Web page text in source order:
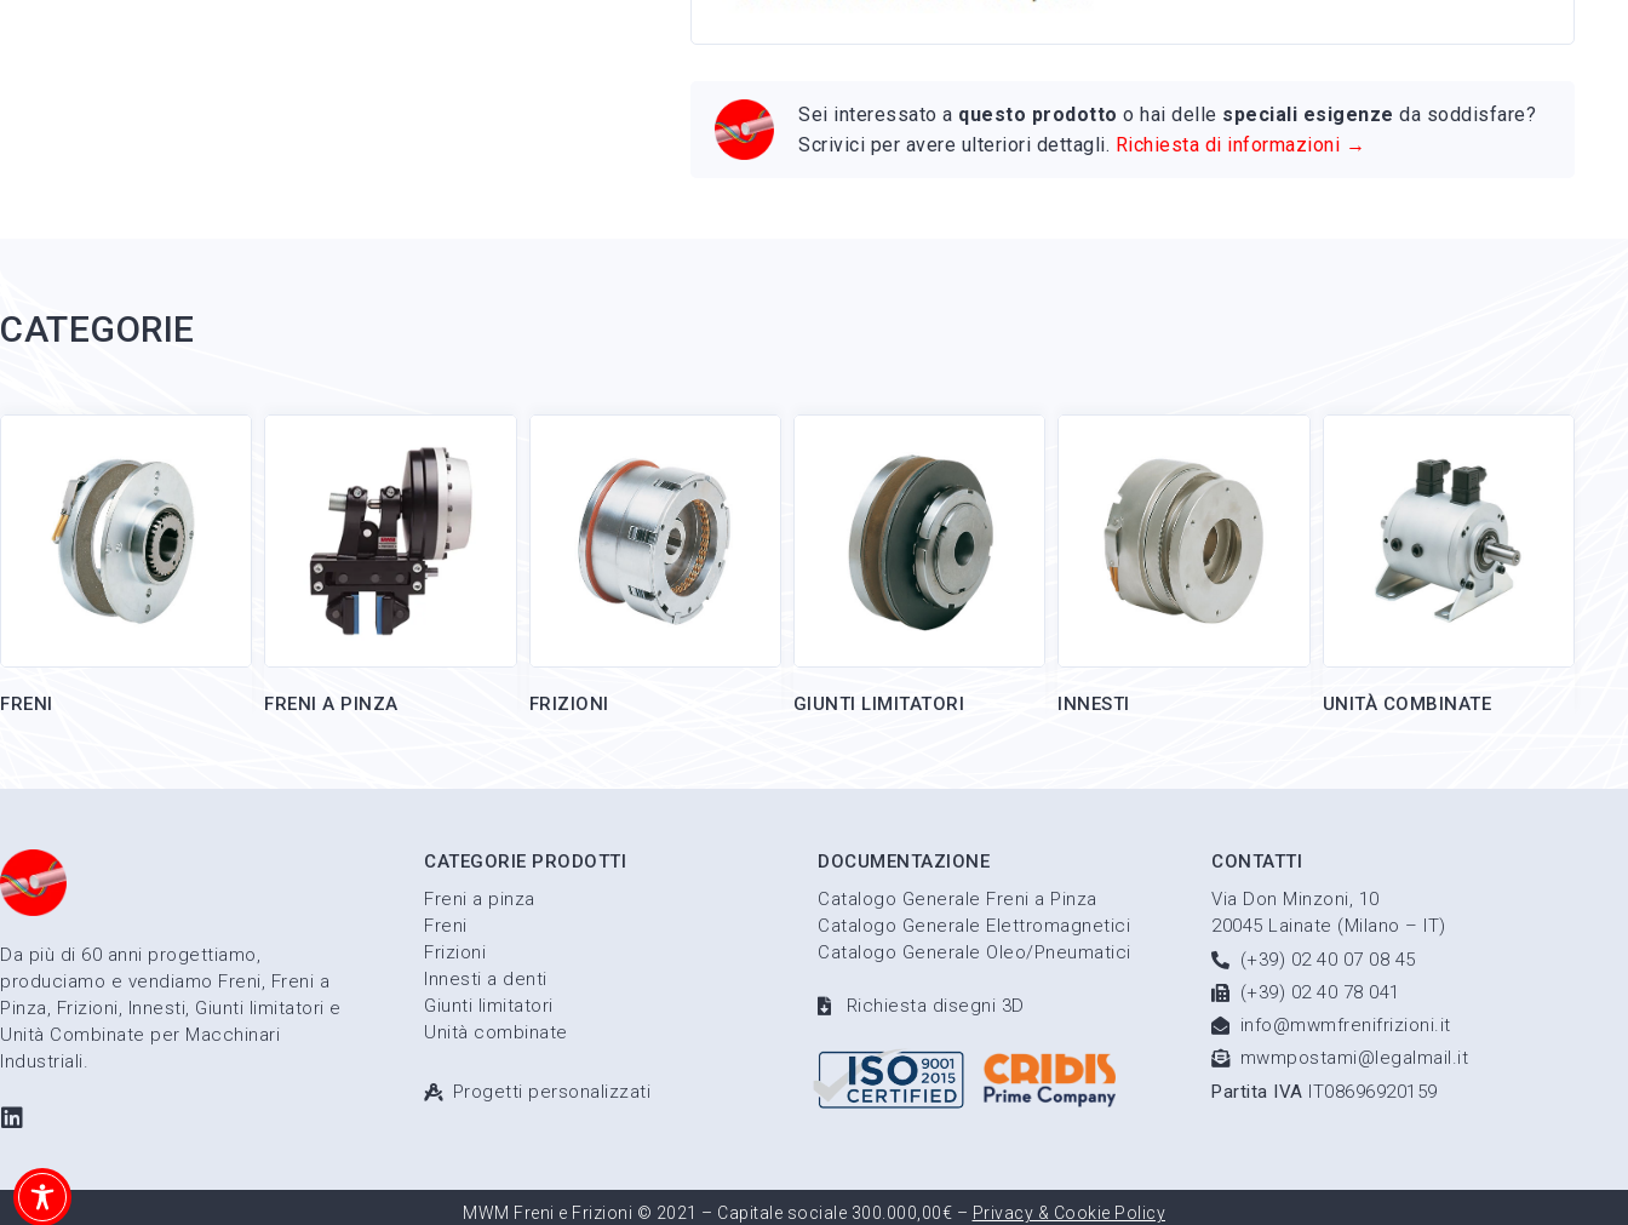
Sei interessato a questo prodotto o hai delle speciali esigenze da soddisfare?
Scrivici per avere ulteriori dettagli. Richiesta di informazioni →
CATEGORIE
FRENI FRENI A PINZA FRIZIONI GIUNTI LIMITATORI INNESTI UNITÀ COMBINATE
Da più di 60 anni progettiamo,
produciamo e vendiamo Freni, Freni a
Pinza, Frizioni, Innesti, Giunti limitatori e
Unità Combinate per Macchinari
Industriali.
CATEGORIE PRODOTTI
Freni a pinza
Freni
Frizioni
Innesti a denti
Giunti limitatori
Unità combinate
Progetti personalizzati
DOCUMENTAZIONE
Catalogo Generale Freni a Pinza
Catalogo Generale Elettromagnetici
Catalogo Generale Oleo/Pneumatici
Richiesta disegni 3D
CONTATTI
Via Don Minzoni, 10
20045 Lainate (Milano – IT)
(+39) 02 40 07 08 45
(+39) 02 40 78 041
info@mwmfrenifrizioni.it
mwmpostami@legalmail.it
Partita IVA IT08696920159
MWM Freni e Frizioni © 2021 – Capitale sociale 300.000,00€ – Privacy & Cookie Policy